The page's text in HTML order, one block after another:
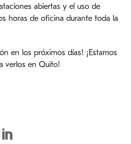
abiertas y el uso de
horas de oficina durante toda la
en los próximos días! ¡Estamos
verlos en Quito!